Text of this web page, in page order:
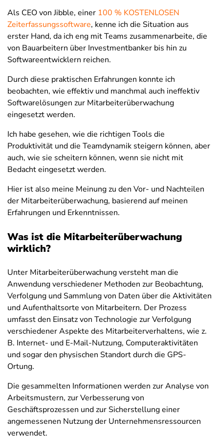
Als CEO von Jibble, einer 100 % KOSTENLOSEN
Zeiterfassungssoftware, kenne ich die Situation aus
erster Hand, da ich eng mit Teams zusammenarbeite, die
von Bauarbeitern über Investmentbanker bis hin zu
Softwareentwicklern reichen.
Durch diese praktischen Erfahrungen konnte ich
beobachten, wie effektiv und manchmal auch ineffektiv
Softwarelösungen zur Mitarbeiterüberwachung
eingesetzt werden.
Ich habe gesehen, wie die richtigen Tools die
Produktivität und die Teamdynamik steigern können, aber
auch, wie sie scheitern können, wenn sie nicht mit
Bedacht eingesetzt werden.
Hier ist also meine Meinung zu den Vor- und Nachteilen
der Mitarbeiterüberwachung, basierend auf meinen
Erfahrungen und Erkenntnissen.
Was ist die Mitarbeiterüberwachung
wirklich?
Unter Mitarbeiterüberwachung versteht man die
Anwendung verschiedener Methoden zur Beobachtung,
Verfolgung und Sammlung von Daten über die Aktivitäten
und Aufenthaltsorte von Mitarbeitern. Der Prozess
umfasst den Einsatz von Technologie zur Verfolgung
verschiedener Aspekte des Mitarbeiterverhaltens, wie z.
B. Internet- und E-Mail-Nutzung, Computeraktivitäten
und sogar den physischen Standort durch die GPS-
Ortung.
Die gesammelten Informationen werden zur Analyse von
Arbeitsmustern, zur Verbesserung von
Geschäftsprozessen und zur Sicherstellung einer
angemessenen Nutzung der Unternehmensressourcen
verwendet.